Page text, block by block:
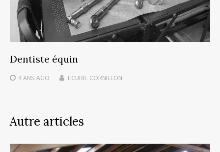
Dentiste équin
4 ANS AGO ECURIE CORNILLON
Autre articles